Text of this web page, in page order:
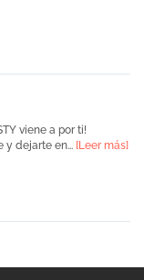
viene a por ti!
y dejarte en... [Leer más]